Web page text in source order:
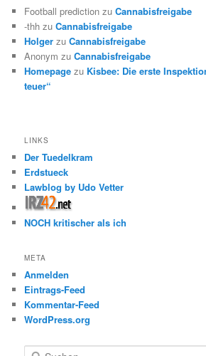
Football prediction zuCannabisfreigabe
-thh zuCannabisfreigabe
Holger zuCannabisfreigabe
Anonym zuCannabisfreigabe
Homepage zu Kisbee: Die erste
teuer“
LINKS
Der Tuedelkram
Erdstueck
Lawblog by Udo Vetter
NOCH kritischer als ich
META
Anmelden
Eintrags-Feed
Kommentar-Feed
WordPress.org